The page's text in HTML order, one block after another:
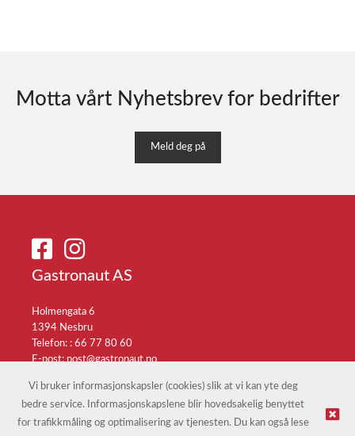
Motta vårt Nyhetsbrev for bedrifter
Meld deg på
Gastronaut AS
Holmengata 6
1394 Nesbru
Telefon: : 66 77 80 60
E-post:post@gastronaut.no
© Gastronaut AS | Nettbutikk levert av Kréatif
Vi bruker informasjonskapsler (cookies) slik at vi kan yte deg
bedre service. Informasjonskapslene blir hovedsakelig benyttet
for trafikkmåling og optimalisering av tjenesten. Du kan også lese